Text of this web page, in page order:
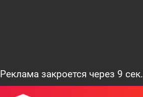
Реклама закроется через 8 сек.